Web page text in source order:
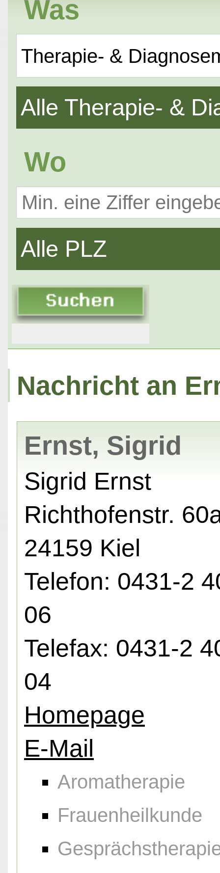
Was
Therapie- &
Alle Therapie- &
Wo
Alle PLZ
Nachricht an
Ernst, Sigrid
Sigrid Ernst
Richthofenstr.
24159 Kiel
Telefon: 0431-2
06
Telefax: 0431-2
04
Homepage
E-Mail
Aromatherapie
Frauenheilkunde